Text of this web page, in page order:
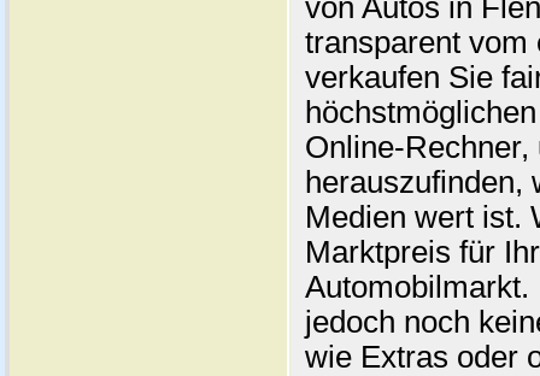
von Autos in
transparent vom
verkaufen Sie
Online-
herauszufinden,
Medien wert ist.
Marktpreis für
jedoch noch
wie Extras oder